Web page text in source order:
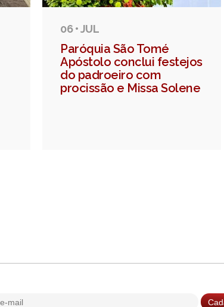
06 • JUL
Paróquia São Tomé
Apóstolo conclui festejos
do padroeiro com
procissão e Missa Solene